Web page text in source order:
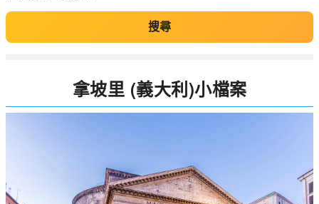
搜尋
拿坡里 (義大利)小檔案